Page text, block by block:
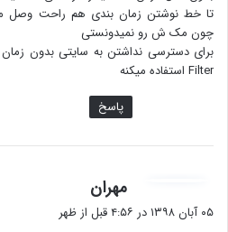
تا خط نوشتن زمان بندی هم راحت وصل
چون مک ش رو نمیدونستی
Filter استفاده میکنه
پاسخ
مهران
ف
ت
۰۵ آبان ۱۳۹۸ در ۴:۵۶ قبل از ظهر